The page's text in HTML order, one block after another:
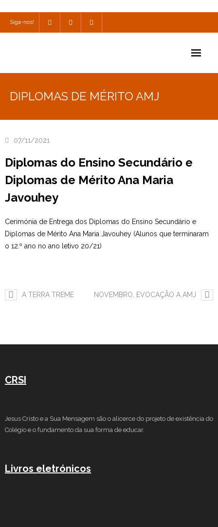
Siga-nos!
Estudar no CRSI
DIPLOMAS DE MÉRITO AMJ
07/11/2021
Diplomas do Ensino Secundário e
Diplomas de Mérito Ana Maria
Javouhey
Cerimónia de Entrega dos Diplomas do Ensino Secundário e
Diplomas de Mérito Ana Maria Javouhey (Alunos que terminaram
o 12.º ano no ano letivo 20/21)
A TERRA TREME NOVEMBRO, EVOCAÇÃO A AMJ
CRSI
Jesus Cristo e a Sua Mensagem são o alicerce do projeto de existência do
Colégio e o fundamento da sua forma de educar.
Livros eletrónicos